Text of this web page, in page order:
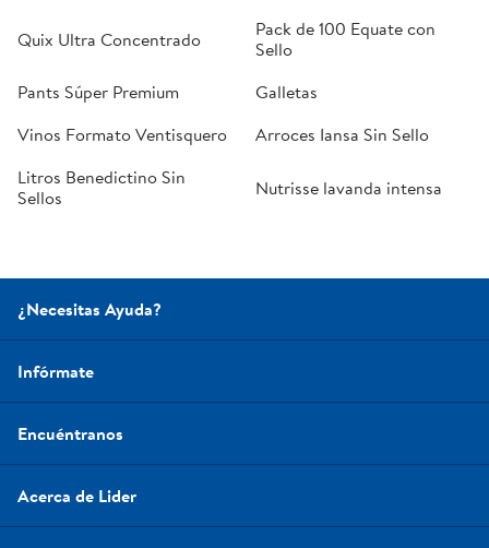
Quix Ultra Concentrado
Pack de 100 Equate con
Sello
Pants Súper Premium
Galletas
Vinos Formato Ventisquero
Arroces Iansa Sin Sello
Litros Benedictino Sin
Sellos
Nutrisse lavanda intensa
¿Necesitas Ayuda?
Infórmate
Encuéntranos
Acerca de Lider